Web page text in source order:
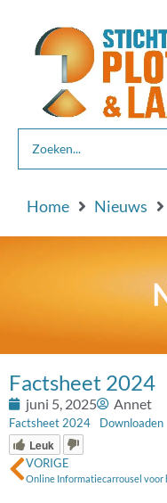
inhoud
Home Nieuws
Factsheet 2024
juni 5, 2025 Annet
Factsheet 2024 Downloaden
Leuk
VORIGE